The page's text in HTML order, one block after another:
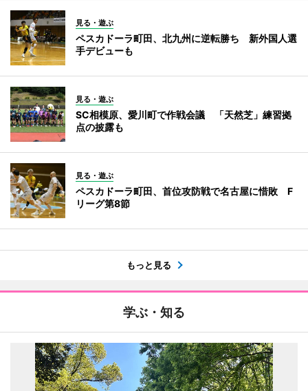
見る・遊ぶ
ペスカドーラ町田、北九州に逆転勝ち 新外国人選
手デビューも
見る・遊ぶ
SC相模原、愛川町で作戦会議 「天然芝」練習拠
点の披露も
見る・遊ぶ
ペスカドーラ町田、首位攻防戦で名古屋に惜敗 F
リーグ第8節
もっと見る
学ぶ・知る